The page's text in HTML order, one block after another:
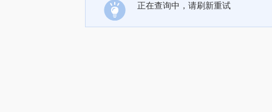
正在查询中，请刷新重试